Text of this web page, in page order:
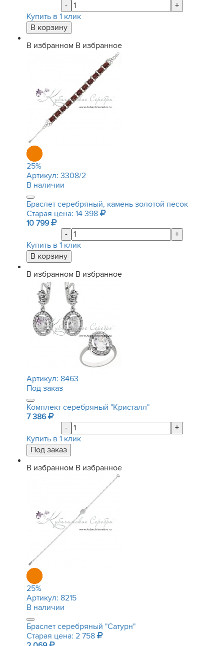
-
+
Купить в 1 клик
В избранном В избранное
25%
Артикул: 3308/2
В наличии
Браслет серебряный, камень золотой песок
Старая цена: 14 398
10 799
-
+
Купить в 1 клик
В избранном В избранное
Артикул: 8463
Под заказ
Комплект серебряный "Кристалл"
7 386
-
+
Купить в 1 клик
В избранном В избранное
25%
Артикул: 8215
В наличии
Браслет серебряный "Сатурн"
Старая цена: 2 758